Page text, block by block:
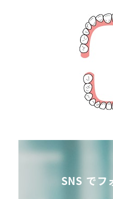
SNS でフ